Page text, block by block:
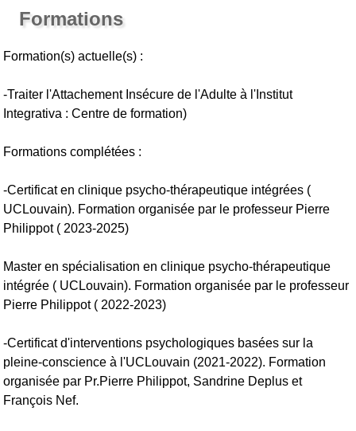
Formations
Formation(s) actuelle(s) :
-Traiter l'Attachement Insécure de l'Adulte à l'Institut
Integrativa : Centre de formation)
Formations complétées :
-Certificat en clinique psycho-thérapeutique intégrées (
UCLouvain). Formation organisée par le professeur Pierre
Philippot ( 2023-2025)
Master en spécialisation en clinique psycho-thérapeutique
intégrée ( UCLouvain). Formation organisée par le professeur
Pierre Philippot ( 2022-2023)
-Certificat d'interventions psychologiques basées sur la
pleine-conscience à l'UCLouvain (2021-2022). Formation
organisée par Pr.Pierre Philippot, Sandrine Deplus et
François Nef.